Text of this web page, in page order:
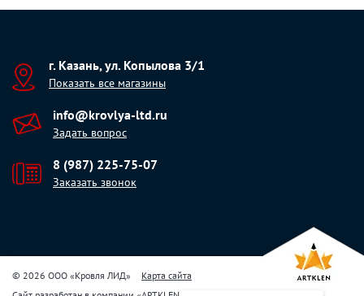
г. Казань, ул. Копылова 3/1
Показать все магазины
info@krovlya-ltd.ru
Задать вопрос
8 (987) 225-75-07
Заказать звонок
© 2026 ООО «Кровля ЛИД»
Карта сайта